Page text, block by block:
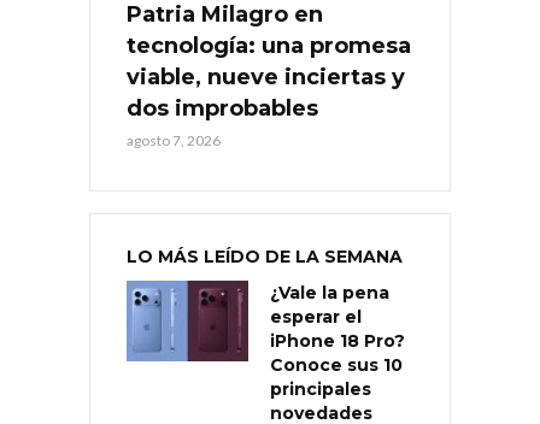
Patria Milagro en
tecnología: una promesa
viable, nueve inciertas y
dos improbables
agosto 7, 2026
LO MÁS LEÍDO DE LA SEMANA
¿Vale la pena
esperar el
iPhone 18 Pro?
Conoce sus 10
principales
novedades